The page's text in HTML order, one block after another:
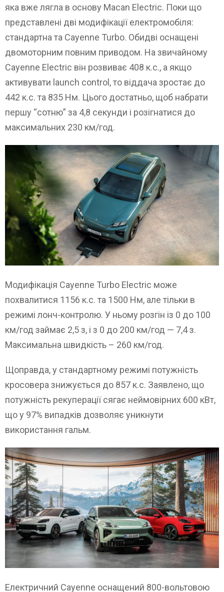
яка вже лягла в основу Macan Electric. Поки що
представлені дві модифікації електромобіля:
стандартна та Cayenne Turbo. Обидві оснащені
двомоторним повним приводом. На звичайному
Cayenne Electric він розвиває 408 к.с., а якщо
активувати launch control, то віддача зростає до
442 к.с. та 835 Нм. Цього достатньо, щоб набрати
першу “сотню” за 4,8 секунди і розігнатися до
максимальних 230 км/год.
Модифікація Cayenne Turbo Electric може
похвалитися 1156 к.с. та 1500 Нм, але тільки в
режимі лонч-контролю. У ньому розгін із 0 до 100
км/год займає 2,5 з, і з 0 до 200 км/год — 7,4 з.
Максимальна швидкість – 260 км/год.
Щоправда, у стандартному режимі потужність
кросовера знижується до 857 к.с. Заявлено, що
потужність рекуперації сягає неймовірних 600 кВт,
що у 97% випадків дозволяє уникнути
використання гальм.
Електричний Cayenne оснащений 800-вольтовою